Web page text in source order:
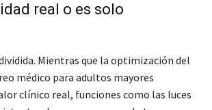
real o es solo
Mientras que la optimización del
médico para adultos mayores
clínico real, funciones como las luces